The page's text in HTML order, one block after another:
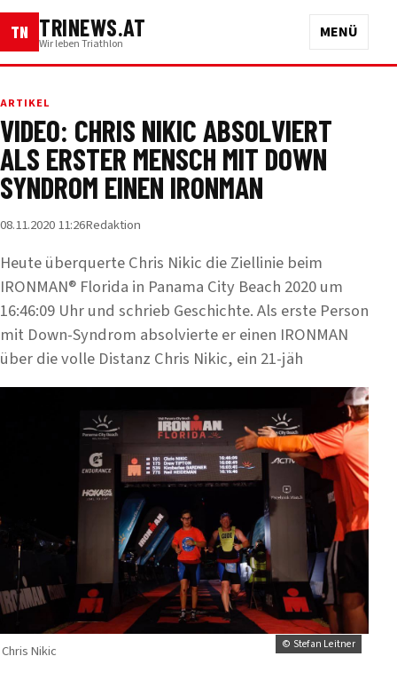
TN TRINEWS.AT
Wir leben Triathlon
MENÜ
ARTIKEL
VIDEO: CHRIS NIKIC ABSOLVIERT
ALS ERSTER MENSCH MIT DOWN
SYNDROM EINEN IRONMAN
08.11.2020 11:26Redaktion
Heute überquerte Chris Nikic die Ziellinie beim
IRONMAN® Florida in Panama City Beach 2020 um
16:46:09 Uhr und schrieb Geschichte. Als erste Person
mit Down-Syndrom absolvierte er einen IRONMAN
über die volle Distanz Chris Nikic, ein 21-jäh
© Stefan Leitner
Chris Nikic